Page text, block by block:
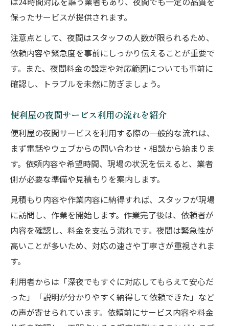
は24時間対応を謳う業者もあり、夜間でも一定の品質を
保ったサービスが提供されます。
注意点として、夜間はスタッフの人数が限られるため、
依頼内容や緊急度を事前にしっかり伝えることが重要で
す。また、夜間料金の設定や対応範囲についても事前に
確認し、トラブルを未然に防ぎましょう。
便利屋の夜間サービス利用の流れを紹介
便利屋の夜間サービスを利用する際の一般的な流れは、
まず電話やウェブからの問い合わせ・相談から始まりま
す。依頼内容や希望時間、現場の状況を伝えると、業者
側が必要な準備や見積もりを案内します。
見積もり内容や作業内容に納得すれば、スタッフが現場
に訪問し、作業を開始します。作業完了後は、依頼者が
内容を確認し、料金を支払う流れです。夜間は緊急性が
高いことが多いため、対応の速さや丁寧さが重視されま
す。
利用者からは「深夜でもすぐに対応してもらえて安心だ
った」「説明が分かりやすく納得して依頼できた」など
の声が寄せられています。依頼前にサービス内容や料金